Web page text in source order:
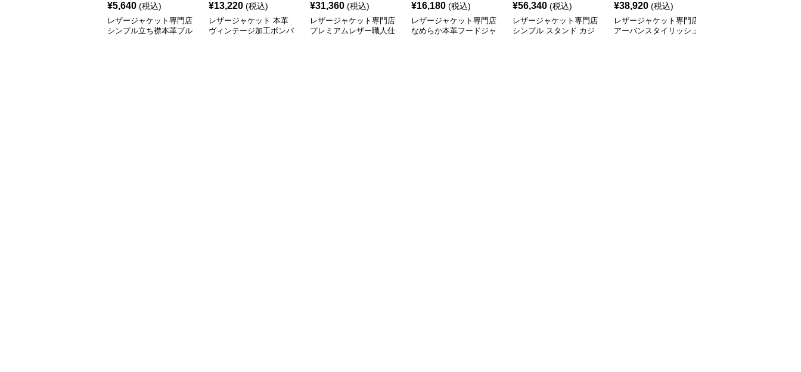
¥5,640 (税込)
レザージャケット専門店
シンプル立ち襟本革ブル
¥13,220 (税込)
レザージャケット 本革
ヴィンテージ加工ボンバ
¥31,360 (税込)
レザージャケット専門店
プレミアムレザー職人仕
¥16,180 (税込)
レザージャケット専門店
なめらか本革フードジャ
¥56,340 (税込)
レザージャケット専門店
シンプル スタンド カジ
¥38,920 (税込)
レザージャケット専門店
アーバンスタイリッシュ